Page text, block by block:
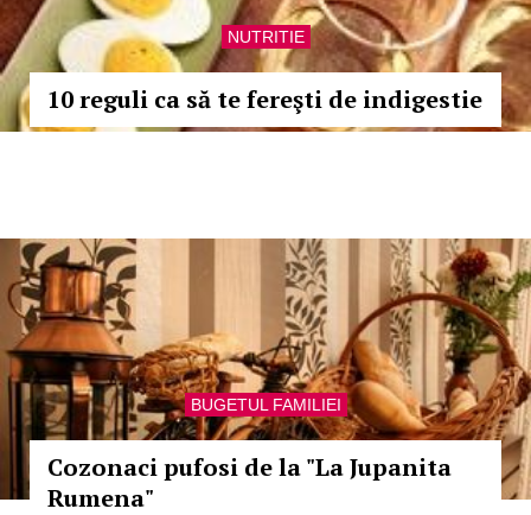
NUTRITIE
10 reguli ca să te fereşti de indigestie
BUGETUL FAMILIEI
Cozonaci pufosi de la "La Jupanita
Rumena"